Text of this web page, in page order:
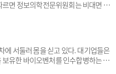
면 정보의학전문위원회는 비대면 진
까지 공식적으로 비대면 진료에 대
제기하며 부정적 입장을 내비쳤다.
”며 당시 ..
에 서둘러 몸을 싣고 있다. 대기업들은
보유한 바이오벤처를 인수합병하는 방